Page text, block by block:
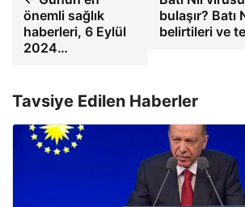
önemli sağlık
haberleri, 6 Eylül
2024…
bulaşır?
belirtileri ve
Tavsiye Edilen Haberler